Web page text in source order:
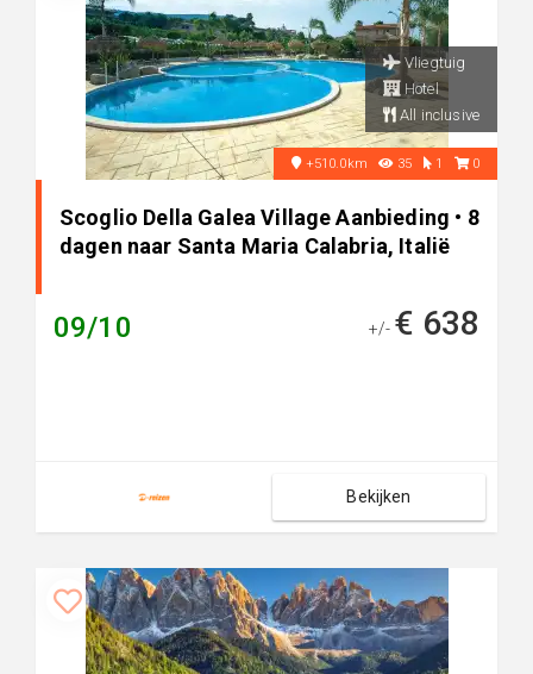
Vliegtuig
Hotel
All inclusive
+510.0km 35 1 0
Scoglio Della Galea Village Aanbieding • 8
dagen naar Santa Maria Calabria, Italië
09/10 +/- € 638
Bekijken